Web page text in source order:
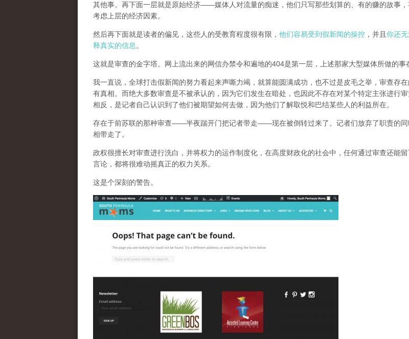
其他事。再下面一层就是原始经济——媒体人对流量的痴迷，他们只写那些划算的、有的赚的故事
考虑上层的经济因素。
然后再下面就是读者的偏见，这些人的受教育程度很有限， 他们容易受到假新闻的操控 ，并且 你还
释真实的信息 。
这就是审查的金字塔。网上流出来的网信办禁令和遍地的404是第一层，上述那家大型媒体所做的事
我一直说，全球打击假新闻的努力看起来声嘶力竭，就算能圆满成功，也不过是皮毛之举，审查存
有真相。而绝大多数审查是不被承认的，因为它们发生在暗处，也因此不存在对某个特定主张进行审
相反，是记者自己认识到了他们被期望如何去做，因为他们了解取悦和巴结某些人的利益所在。
存在于前苏联的那种审查——半夜踹开门把记者带走——现在被倒转过来了。记者们放弃了职责的同
相带走了。
政权很擅长对审查进行洗白，并将权力的运作制度化，在高度财政化的社会中，任何通过审查还能
言论，都将很难动摇真正的权力关系。
这是个深刻的警告。